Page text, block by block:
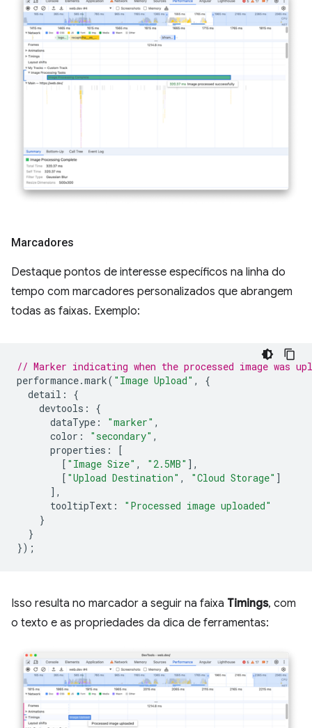
Marcadores
Destaque pontos de interesse específicos na linha do
tempo com marcadores personalizados que abrangem
todas as faixas. Exemplo:
// Marker indicating when the processed image was
performance.mark( "Image Upload" ,
{
detail :
{
devtools :
{
dataType : "marker" ,
color : "secondary" ,
properties :
[
[ "Image Size" , "2.5MB" ],
[ "Upload Destination" , "Cloud Storage" ]
],
tooltipText :
"Processed image uploaded"
}
}
});
Isso resulta no marcador a seguir na faixa Timings, com
o texto e as propriedades da dica de ferramentas: